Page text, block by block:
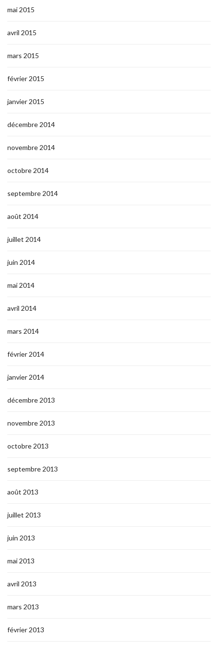
mai 2015
avril 2015
mars 2015
février 2015
janvier 2015
décembre 2014
novembre 2014
octobre 2014
septembre 2014
août 2014
juillet 2014
juin 2014
mai 2014
avril 2014
mars 2014
février 2014
janvier 2014
décembre 2013
novembre 2013
octobre 2013
septembre 2013
août 2013
juillet 2013
juin 2013
mai 2013
avril 2013
mars 2013
février 2013